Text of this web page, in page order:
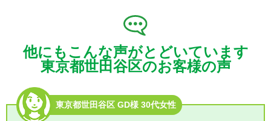
他にもこんな声がとどいています
東京都世田谷区のお客様の声
東京都世田谷区 GD様 30代女性